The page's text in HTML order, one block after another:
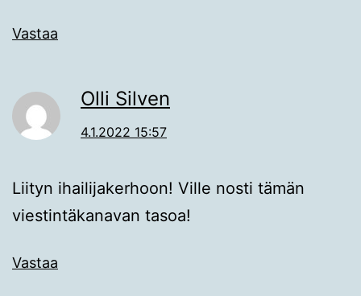
Vastaa
Olli Silven
4.1.2022 15:57
Liityn ihailijakerhoon! Ville nosti tämän
viestintäkanavan tasoa!
Vastaa